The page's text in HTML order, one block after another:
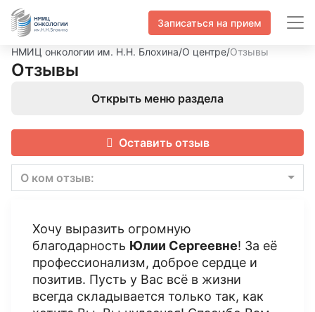
Записаться на прием
НМИЦ онкологии им. Н.Н. Блохина/О центре/Отзывы
Отзывы
Открыть меню раздела
Оставить отзыв
О ком отзыв:
Хочу выразить огромную
благодарность Юлии Сергеевне! За её
профессионализм, доброе сердце и
позитив. Пусть у Вас всё в жизни
всегда складывается только так, как